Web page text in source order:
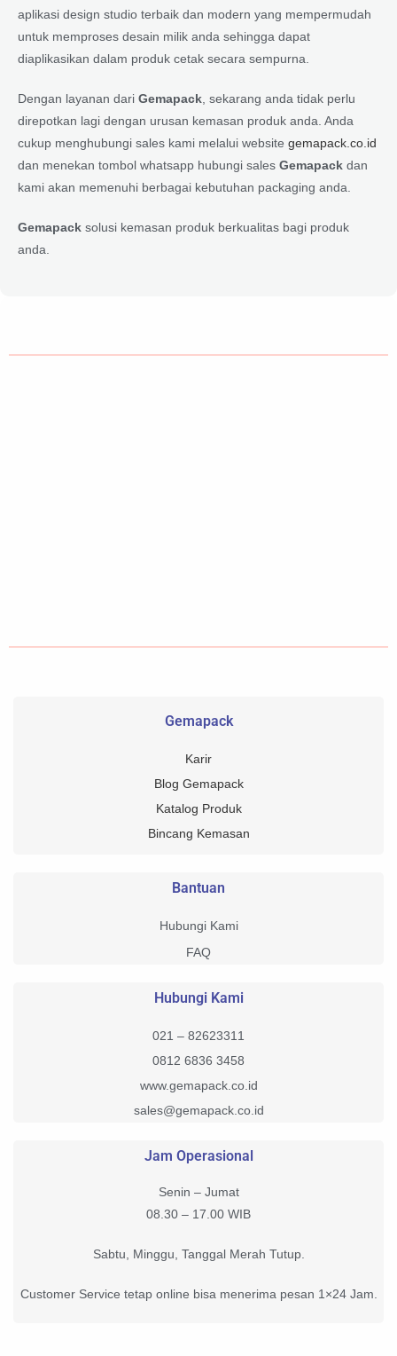
aplikasi design studio terbaik dan modern yang mempermudah
untuk memproses desain milik anda sehingga dapat
diaplikasikan dalam produk cetak secara sempurna.
Dengan layanan dari Gemapack , sekarang anda tidak perlu
direpotkan lagi dengan urusan kemasan produk anda. Anda
cukup menghubungi sales kami melalui website gemapack.co.id
dan menekan tombol whatsapp hubungi sales Gemapack dan
kami akan memenuhi berbagai kebutuhan packaging anda.
Gemapack solusi kemasan produk berkualitas bagi produk
anda.
Gemapack
Karir
Blog Gemapack
Katalog Produk
Bincang Kemasan
Bantuan
Hubungi Kami
FAQ
Hubungi Kami
021 – 82623311
0812 6836 3458
www.gemapack.co.id
sales@gemapack.co.id
Jam Operasional
Senin – Jumat
08.30 – 17.00 WIB
Sabtu, Minggu, Tanggal Merah Tutup.
Customer Service tetap online bisa menerima pesan 1×24 Jam.